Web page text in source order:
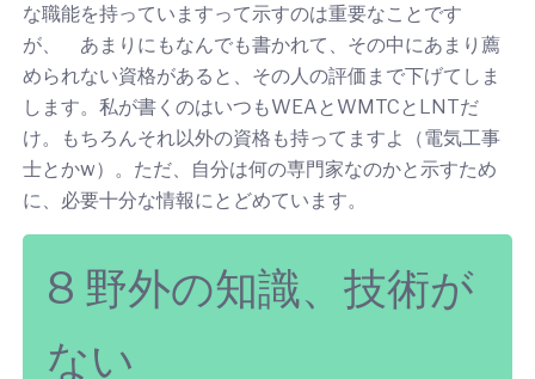
な職能を持っていますって示すのは重要なことです
が、 あまりにもなんでも書かれて、その中にあまり薦
められない資格があると、その人の評価まで下げてしま
します。私が書くのはいつもWEAとWMTCとLNTだ
け。もちろんそれ以外の資格も持ってますよ（電気工事
士とかw）。ただ、自分は何の専門家なのかと示すため
に、必要十分な情報にとどめています。
8 野外の知識、技術が
ない